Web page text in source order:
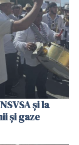
și la
și gaze